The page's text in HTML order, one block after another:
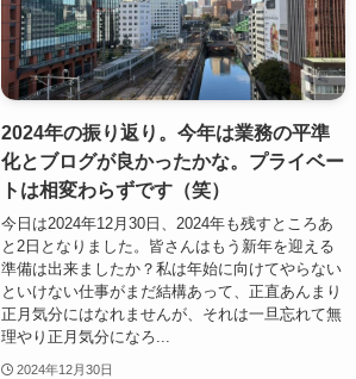
2024年の振り返り。今年は業務の平準
化とブログが良かったかな。プライベー
トは相変わらずです（笑）
今日は2024年12月30日、2024年も残すところあ
と2日となりました。皆さんはもう新年を迎える
準備は出来ましたか？私は年始に向けてやらない
といけない仕事がまだ結構あって、正直あんまり
正月気分にはなれませんが、それは一旦忘れて無
理やり正月気分になろ...
2024年12月30日